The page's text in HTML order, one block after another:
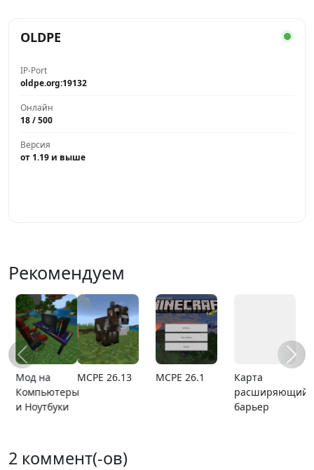
OLDPE
IP-Port
oldpe.org:19132
Онлайн
18 / 500
Версия
от 1.19 и выше
Рекомендуем
MCPE 26.13 MCPE 26.1
Карта
расширяющийся
Карта ада
2 коммент(-ов)